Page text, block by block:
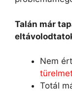
Talán már
Nem
Totál